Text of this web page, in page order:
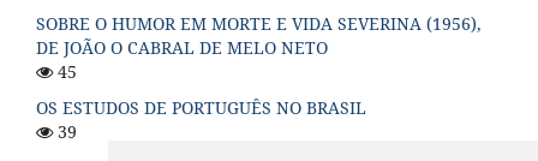
SOBRE O HUMOR EM MORTE E VIDA SEVERINA (1956),
DE JOÃO O CABRAL DE MELO NETO
45
OS ESTUDOS DE PORTUGUÊS NO BRASIL
39